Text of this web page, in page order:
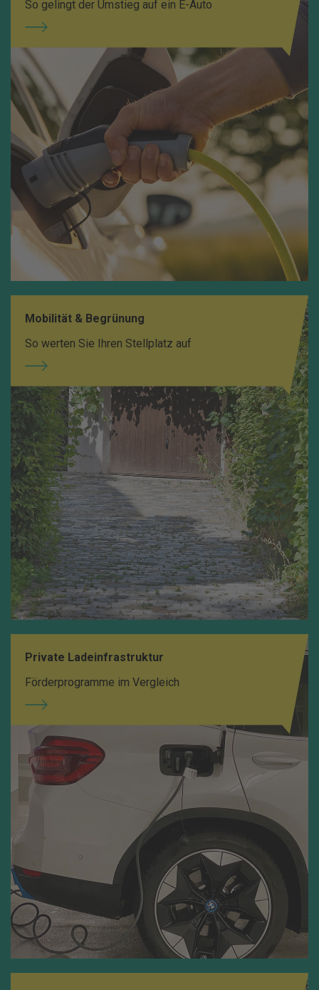
So gelingt der Umstieg auf ein E-Auto
Mobilität & Begrünung
So werten Sie Ihren Stellplatz auf
Private Ladeinfrastruktur
Förderprogramme im Vergleich